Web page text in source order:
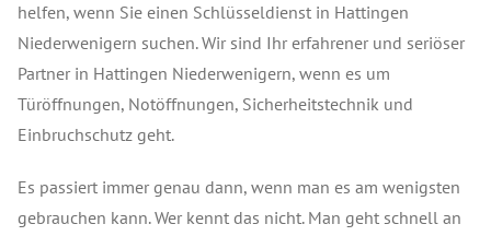
helfen, wenn Sie einen Schlüsseldienst in Hattingen
Niederwenigern suchen. Wir sind Ihr erfahrener und seriöser
Partner in Hattingen Niederwenigern, wenn es um
Türöffnungen, Notöffnungen, Sicherheitstechnik und
Einbruchschutz geht.
Es passiert immer genau dann, wenn man es am wenigsten
gebrauchen kann. Wer kennt das nicht. Man geht schnell an